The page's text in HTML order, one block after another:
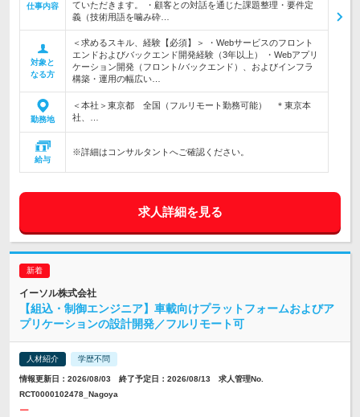
仕事内容
ていただきます。 ・顧客との対話を通じた課題整理・要件定
義（技術用語を噛み砕…
対象と
なる方
＜求めるスキル、経験【必須】＞ ・Webサービスのフロント
エンドおよびバックエンド開発経験（3年以上） ・Webアプリ
ケーション開発（フロント/バックエンド）、およびインフラ
構築・運用の幅広い…
勤務地
＜本社＞東京都 全国（フルリモート勤務可能） ＊東京本
社、…
給与
※詳細はコンサルタントへご確認ください。
求人詳細を見る
イーソル株式会社
【組込・制御エンジニア】車載向けプラットフォームおよびア
プリケーションの設計開発／フルリモート可
人材紹介 学歴不問
情報更新日：2026/08/03 終了予定日：2026/08/13 求人管理No.
RCT0000102478_Nagoya
ー